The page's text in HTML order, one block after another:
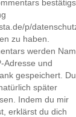
p/
zu haben.
werden
Adresse und
gespeichert. Du
später
Indem du mir
erklärst du dich